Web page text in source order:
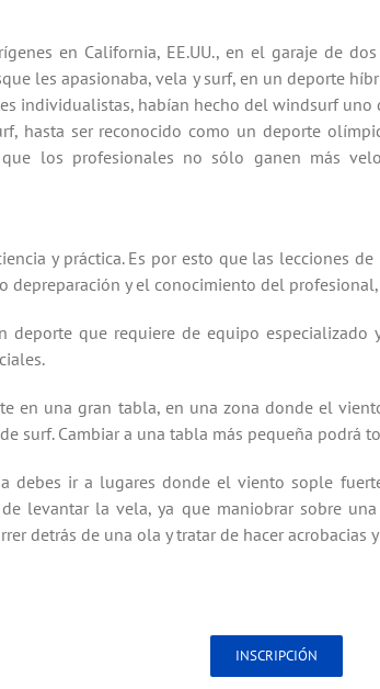
en California, EE.UU., en el garaje de
quelesapasionaba, vela y surf, en un deporte
individualistas, habían hecho del windsurf uno
, hasta ser reconocido como un deporte
los profesionales no sólo ganen más
y práctica. Es por esto que las lecciones de
depreparación y el conocimiento del profesional
deporte que requiere de equipo especializado y
.
en una gran tabla, en una zonadonde el
surf. Cambiar a una tabla más pequeña podrá
debes ir a lugares donde el viento sople
levantar la vela, ya que maniobrar sobre
detrás de una ola y tratar de hacer acrobacias
INSCRIPCIÓN